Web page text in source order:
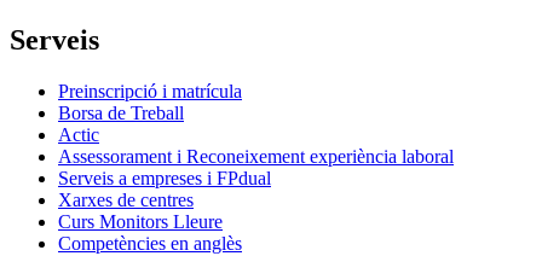
Serveis
Preinscripció i matrícula
Borsa de Treball
Actic
Assessorament i Reconeixement experiència laboral
Serveis a empreses i FPdual
Xarxes de centres
Curs Monitors Lleure
Competències en anglès